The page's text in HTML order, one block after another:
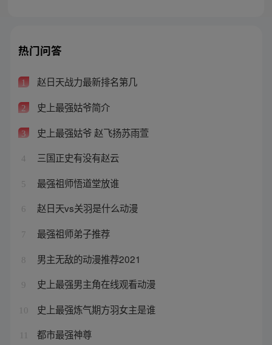
热门问答
1 赵日天战力最新排名第几
2 史上最强姑爷简介
3 史上最强姑爷 赵飞扬苏雨萱
4 三国正史有没有赵云
5 最强祖师悟道堂放谁
6 赵日天vs关羽是什么动漫
7 最强祖师弟子推荐
8 男主无敌的动漫推荐2021
9 史上最强男主角在线观看动漫
10 史上最强炼气期方羽女主是谁
都市最强神尊